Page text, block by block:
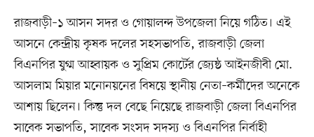
রাজবাড়ী–১ আসন সদর ও গোয়ালন্দ উপজেলা নিয়ে গঠিত। এই
আসনে কেন্দ্রীয় কৃষক দলের সহসভাপতি, রাজবাড়ী জেলা
বিএনপির যুগ্ম আহ্বায়ক ও সুপ্রিম কোর্টের জ্যেষ্ঠ আইনজীবী মো.
আসলাম মিয়ার মনোনয়নের বিষয়ে স্থানীয় নেতা–কর্মীদের অনেকে
আশায় ছিলেন। কিন্তু দল বেছে নিয়েছে রাজবাড়ী জেলা বিএনপির
সাবেক সভাপতি, সাবেক সংসদ সদস্য ও বিএনপির নির্বাহী